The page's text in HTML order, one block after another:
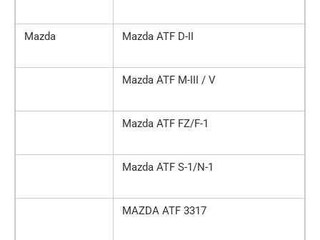
Mazda Mazda ATF D-II
Mazda ATF M-III / V
Mazda ATF FZ/F-1
Mazda ATF S-1/N-1
MAZDA ATF 3317